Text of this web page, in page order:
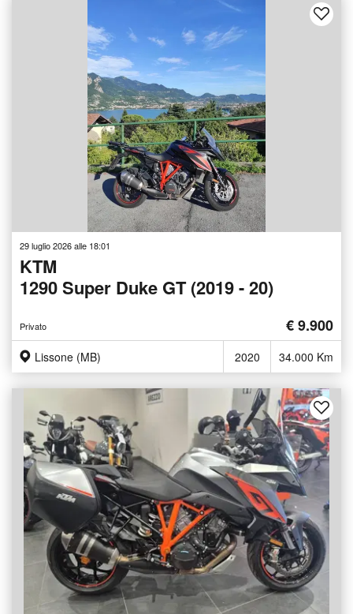
29 luglio 2026 alle 18:01
KTM
1290 Super Duke GT (2019 - 20)
Privato € 9.900
Lissone (MB) 2020 34.000 Km